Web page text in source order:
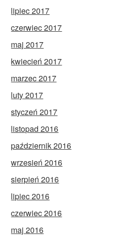
lipiec 2017
czerwiec 2017
maj 2017
kwiecień 2017
marzec 2017
luty 2017
styczeń 2017
listopad 2016
październik 2016
wrzesień 2016
sierpień 2016
lipiec 2016
czerwiec 2016
maj 2016